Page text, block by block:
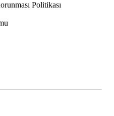
Politikası